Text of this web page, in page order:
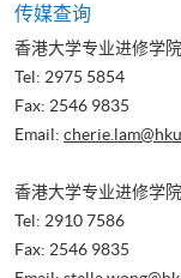
传媒查询
香港大学专业进修学
Tel: 2975 5854
Fax: 2546 9835
Email:
香港大学专业进修学
Tel: 2910 7586
Fax: 2546 9835